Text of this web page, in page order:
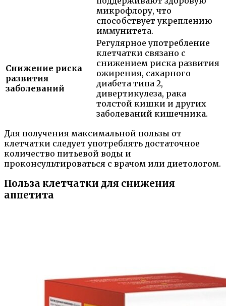
микрофлору, что
способствует укреплению
иммунитета.
Снижение риска
развития
заболеваний
Регулярное употребление
клетчатки связано с
снижением риска развития
ожирения, сахарного
диабета типа 2,
дивертикулеза, рака
толстой кишки и других
заболеваний кишечника.
Для получения максимальной пользы от
клетчатки следует употреблять достаточное
количество питьевой воды и
проконсультироваться с врачом или диетологом.
Польза клетчатки для снижения
аппетита